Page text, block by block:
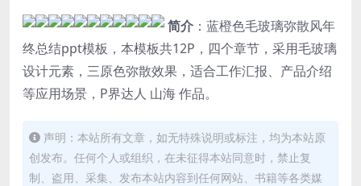
简介 ：蓝橙色毛玻璃弥散风年
终总结ppt模板，本模板共12P，四个章节，采用毛玻璃
设计元素，三原色弥散效果，适合工作汇报、产品介绍
等应用场景，P界达人 山海 作品。
声明：本站所有文章，如无特殊说明或标注，均为本站原
创发布。任何个人或组织，在未征得本站同意时，禁止复
制、盗用、采集、发布本站内容到任何网站、书籍等各类媒